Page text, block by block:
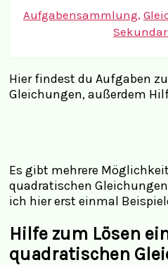
Aufgabensammlung,
Hier findest du Aufgaben
Gleichungen, außerdem
Es gibt mehrere
quadratischen
ich hier erst einmal
Hilfe zum Lösen
quadratischen